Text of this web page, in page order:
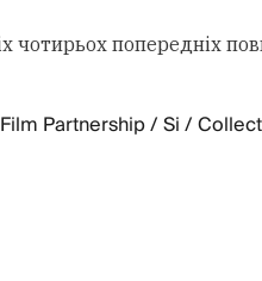
чотирьох попередніх
Partnership / Si /